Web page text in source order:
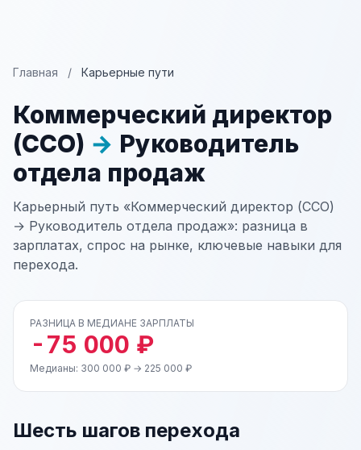
Главная / Карьерные пути
Коммерческий директор
(CCO) → Руководитель
отдела продаж
Карьерный путь «Коммерческий директор (CCO)
→ Руководитель отдела продаж»: разница в
зарплатах, спрос на рынке, ключевые навыки для
перехода.
РАЗНИЦА В МЕДИАНЕ ЗАРПЛАТЫ
-75 000 ₽
Медианы: 300 000 ₽ → 225 000 ₽
Шесть шагов перехода